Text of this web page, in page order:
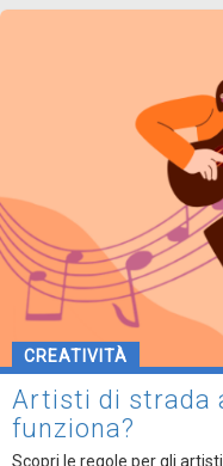
CREATIVITÀ
Artisti di strada
funziona?
Scopri le regole per gli